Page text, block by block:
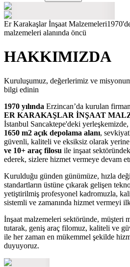
Er Karakaşlar İnşaat Malzemeleri
malzemeleri alanında öncü
HAKKIMIZDA
Kuruluşumuz, değerlerimiz ve
bilgi edinin
1970 yılında Erzincan’da kurulan
ER KARAKAŞLAR İNŞAAT
İstanbul Sancaktepe'deki yerleşkemizde,
1650 m2 açık depolama alanı,
güvenli, kaliteli ve eksiksiz olarak
ve 10+ araç filosu ile inşaat
ederek, sizlere hizmet vermeye devam
Kurulduğu günden günümüze, hızla
standartların üstüne çıkarak gelişen
yetiştirilmiş profesyonel kadromuzla,
sistemli ve zamanında hizmet vermeyi
İnşaat malzemeleri sektöründe, müşteri
tutarak, geniş araç filomuz, kaliteli ve
ile her zaman en mükemmel şekilde
duyuyoruz.